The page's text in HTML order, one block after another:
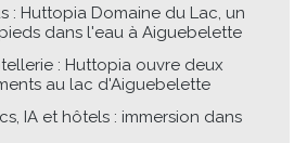
: Huttopia Domaine du Lac, un
dans l'eau à Aiguebelette
: Huttopia ouvre deux
au lac d'Aiguebelette
IA et hôtels : immersion dans